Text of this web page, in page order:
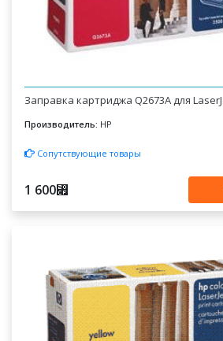
Заправка картриджа Q2673A для
Производитель: HP
Сопутствующие товары
1 600⃏